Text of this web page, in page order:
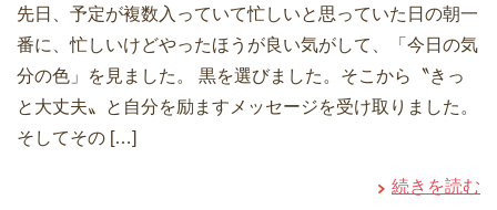
先日、予定が複数入っていて忙しいと思っていた日の朝一
番に、忙しいけどやったほうが良い気がして、「今日の気
分の色」を見ました。 黒を選びました。そこから〝きっ
と大丈夫〟と自分を励ますメッセージを受け取りました。
そしてその […]
続きを読む